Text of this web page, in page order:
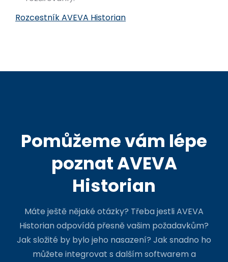
Rozcestník AVEVA Historian
Pomůžeme vám lépe
poznat AVEVA
Historian
Máte ještě nějaké otázky? Třeba jestli AVEVA
Historian odpovídá přesně vašim požadavkům?
Jak složité by bylo jeho nasazení? Jak snadno ho
můžete integrovat s dalším softwarem a